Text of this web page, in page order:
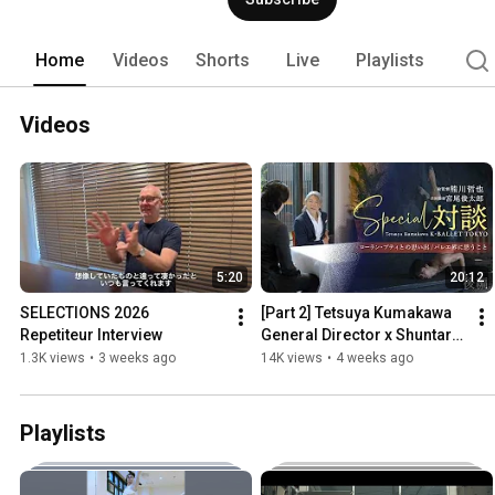
Home Videos Shorts Live Playlists
Videos
5:20
SELECTIONS 2026
Repetiteur Interview
1.3K views • 3 weeks ago
20:12
[Part 2] Tetsuya Kumakawa
General Director x Shuntaro
Miyao Artistic Director
14K views • 4 weeks ago
Playlists